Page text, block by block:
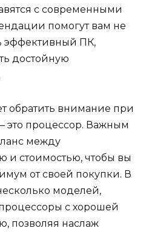
с современными
помогут вам не
эффективный ПК,
достойную
обратить внимание при
это процессор. Важным
между
и стоимостью, чтобы вы
от своей покупки. В
моделей,
с хорошей
позволяя наслаж